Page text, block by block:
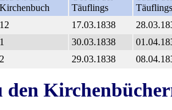
Kirchenbuch
Täuflings
Täuflings
12 17.03.1838
1 30.03.1838
2 29.03.1838
den